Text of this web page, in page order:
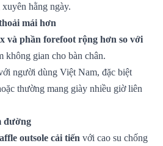
hằng ngày.
mái hơn
và phần forefoot rộng hơn so với
không gian cho bàn chân.
người dùng Việt Nam, đặc biệt
thường mang giày nhiều giờ liên
đường
outsole cải tiến với cao su chống